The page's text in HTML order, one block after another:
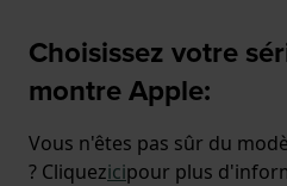
Choisissez votre
montre Apple:
Vous n'êtes pas sûr du
? Cliquezicipour plus